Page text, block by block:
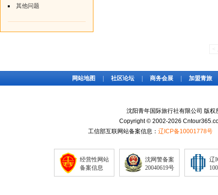
其他问题
<
网站地图 社区论坛 商务会展 加盟青旅
沈阳青年国际旅行社有限公司 版权
Copyright © 2002-2026
工信部互联网站备案信息： 辽ICP备10001778号
经营性网站
备案信息
沈网警备案
20040619号
辽